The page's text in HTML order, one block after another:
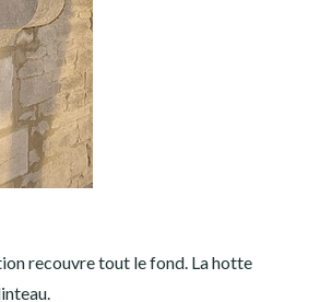
recouvre tout le fond. La hotte